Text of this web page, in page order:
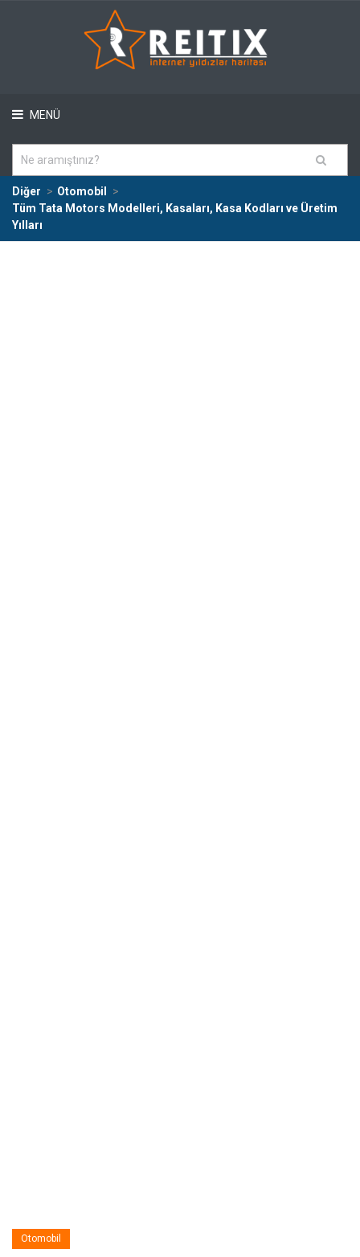
MENÜ
Diğer
Otomobil
Tüm Tata Motors Modelleri, Kasaları, Kasa Kodları ve Üretim
Yılları
Otomobil